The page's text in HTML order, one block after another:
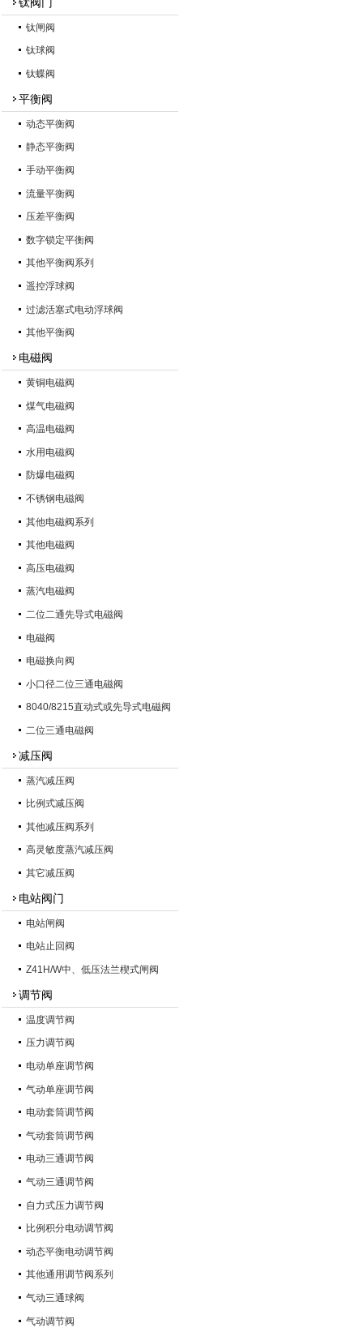
钛阀门
钛闸阀
钛球阀
钛蝶阀
平衡阀
动态平衡阀
静态平衡阀
手动平衡阀
流量平衡阀
压差平衡阀
数字锁定平衡阀
其他平衡阀系列
遥控浮球阀
过滤活塞式电动浮球阀
其他平衡阀
电磁阀
黄铜电磁阀
煤气电磁阀
高温电磁阀
水用电磁阀
防爆电磁阀
不锈钢电磁阀
其他电磁阀系列
其他电磁阀
高压电磁阀
蒸汽电磁阀
二位二通先导式电磁阀
电磁阀
电磁换向阀
小口径二位三通电磁阀
8040/8215直动式或先导式电磁阀
二位三通电磁阀
减压阀
蒸汽减压阀
比例式减压阀
其他减压阀系列
高灵敏度蒸汽减压阀
其它减压阀
电站阀门
电站闸阀
电站止回阀
Z41H/W中、低压法兰楔式闸阀
调节阀
温度调节阀
压力调节阀
电动单座调节阀
气动单座调节阀
电动套筒调节阀
气动套筒调节阀
电动三通调节阀
气动三通调节阀
自力式压力调节阀
比例积分电动调节阀
动态平衡电动调节阀
其他通用调节阀系列
气动三通球阀
气动调节阀